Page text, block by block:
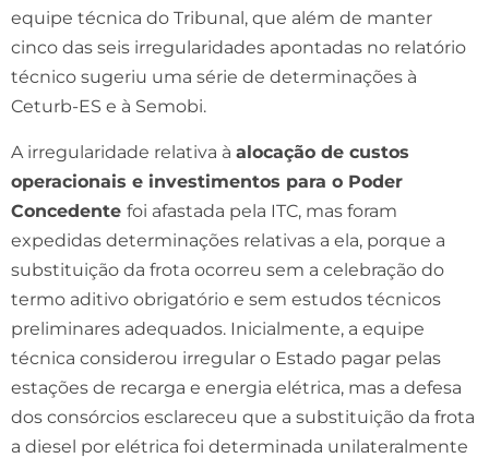
equipe técnica do Tribunal, que além de manter
cinco das seis irregularidades apontadas no relatório
técnico sugeriu uma série de determinações à
Ceturb-ES e à Semobi.
A irregularidade relativa à alocação de custos
operacionais e investimentos para o Poder
Concedente foi afastada pela ITC, mas foram
expedidas determinações relativas a ela, porque a
substituição da frota ocorreu sem a celebração do
termo aditivo obrigatório e sem estudos técnicos
preliminares adequados. Inicialmente, a equipe
técnica considerou irregular o Estado pagar pelas
estações de recarga e energia elétrica, mas a defesa
dos consórcios esclareceu que a substituição da frota
a diesel por elétrica foi determinada unilateralmente